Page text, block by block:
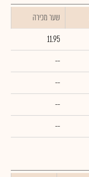
שער מכירה
11.95
--
--
--
--